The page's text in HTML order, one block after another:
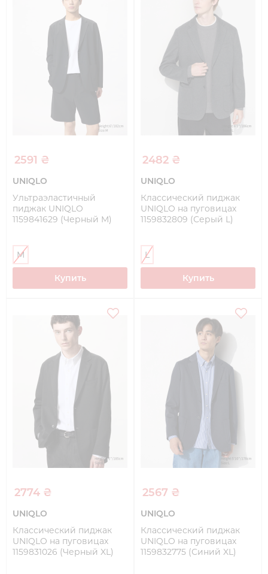
2591 ₴
UNIQLO
Ультраэластичный
пиджак UNIQLO
1159841629 (Черный M)
M
Купить
2482 ₴
UNIQLO
Классический пиджак
UNIQLO на пуговицах
1159832809 (Серый L)
L
Купить
2774 ₴
UNIQLO
Классический пиджак
UNIQLO на пуговицах
1159831026 (Черный XL)
2567 ₴
UNIQLO
Классический пиджак
UNIQLO на пуговицах
1159832775 (Синий XL)